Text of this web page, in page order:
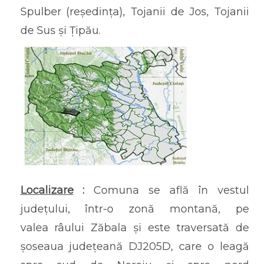
Spulber (reședința), Tojanii de Jos, Tojanii
de Sus și Țipău.
Localizare: Comuna se află în vestul
județului, într-o zonă montană, pe
valea râului Zăbala și este traversată de
șoseaua județeană DJ205D, care o leagă